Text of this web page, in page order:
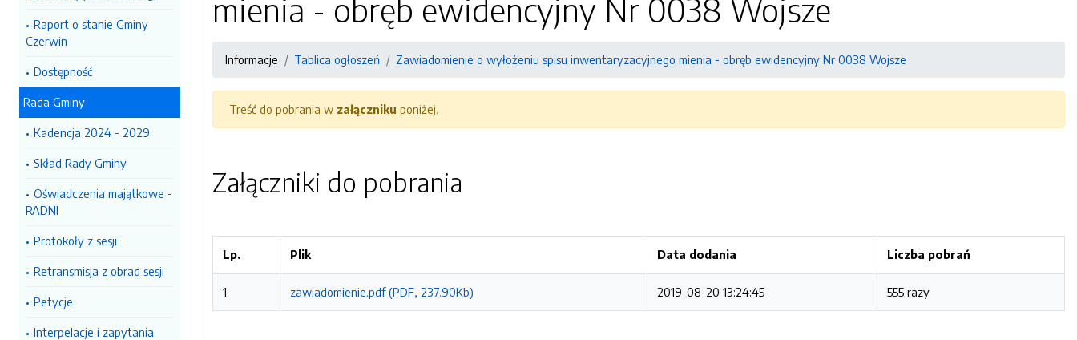
Raport o stanie Gminy
Czerwin
Dostępność
Rada Gminy
Kadencja 2024 - 2029
Skład Rady Gminy
Oświadczenia majątkowe -
RADNI
Protokoły z sesji
Retransmisja z obrad sesji
Petycje
Interpelacje i zapytania
mienia - obręb ewidencyjny Nr 0038 Wojsze
Informacje Tablica ogłoszeń Zawiadomienie o wyłożeniu spisu inwentaryzacyjnego mienia - obręb ewidencyjny Nr 0038 Wojsze
Treść do pobrania w załączniku poniżej.
Załączniki do pobrania
Lp. Plik Data dodania Liczba pobrań
1 zawiadomienie.pdf (PDF, 237.90Kb) 2019-08-20 13:24:45 555 razy